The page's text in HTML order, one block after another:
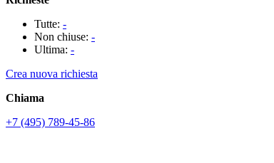
Tutte: -
Non chiuse: -
Ultima: -
Crea nuova richiesta
Chiama
+7 (495) 789-45-86